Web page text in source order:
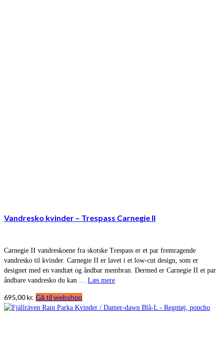
Vandresko kvinder – Trespass Carnegie II
Carnegie II vandreskoene fra skotske Trespass er et par fremragende
vandresko til kvinder. Carnegie II er lavet i et low-cut design, som er
designet med en vandtæt og åndbar membran. Dermed er Carnegie II et par
åndbare vandresko du kan … Læs mere
695,00kr. Gå til webshop